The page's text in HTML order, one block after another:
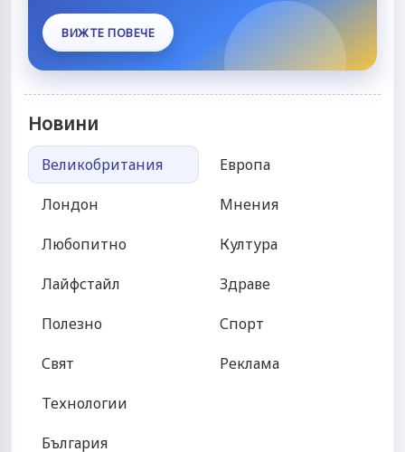
ВИЖТЕ ПОВЕЧЕ
Новини
Великобритания
Лондон
Любопитно
Лайфстайл
Полезно
Свят
Технологии
България
Европа
Мнения
Култура
Здраве
Спорт
Реклама